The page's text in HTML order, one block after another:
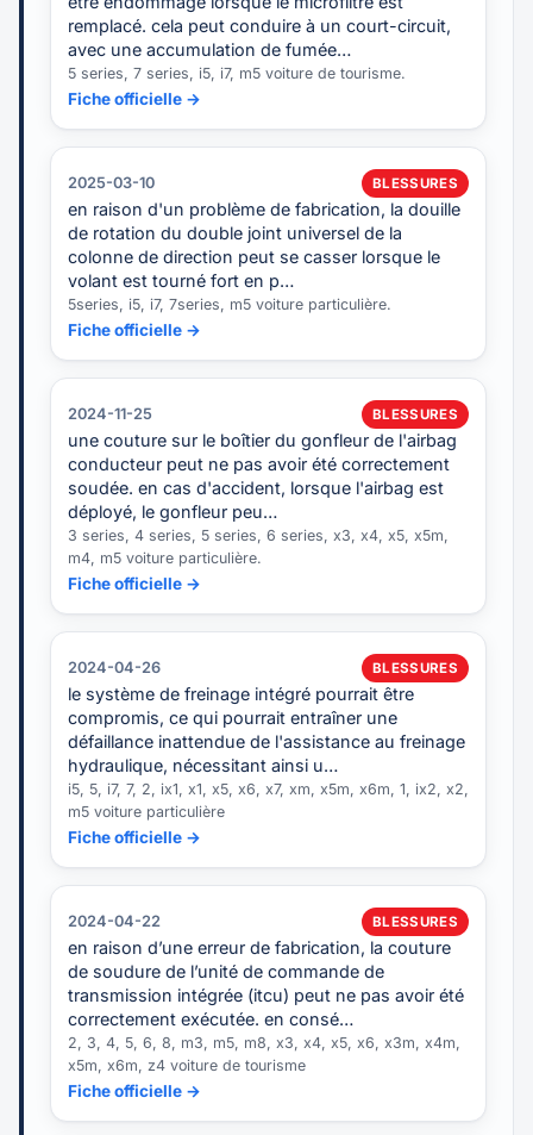
remplacé. cela peut conduire à un court-circuit,
avec une accumulation de fumée…
5 series, 7 series, i5, i7, m5 voiture de tourisme.
Fiche officielle →
2025-03-10 BLESSURES
en raison d'un problème de fabrication, la douille
de rotation du double joint universel de la
colonne de direction peut se casser lorsque le
volant est tourné fort en p…
5series, i5, i7, 7series, m5 voiture particulière.
Fiche officielle →
2024-11-25 BLESSURES
une couture sur le boîtier du gonfleur de l'airbag
conducteur peut ne pas avoir été correctement
soudée. en cas d'accident, lorsque l'airbag est
déployé, le gonfleur peu…
3 series, 4 series, 5 series, 6 series, x3, x4, x5, x5m,
m4, m5 voiture particulière.
Fiche officielle →
2024-04-26 BLESSURES
le système de freinage intégré pourrait être
compromis, ce qui pourrait entraîner une
défaillance inattendue de l'assistance au freinage
hydraulique, nécessitant ainsi u…
i5, 5, i7, 7, 2, ix1, x1, x5, x6, x7, xm, x5m, x6m, 1, ix2, x2,
m5 voiture particulière
Fiche officielle →
2024-04-22 BLESSURES
en raison d’une erreur de fabrication, la couture
de soudure de l’unité de commande de
transmission intégrée (itcu) peut ne pas avoir été
correctement exécutée. en consé…
2, 3, 4, 5, 6, 8, m3, m5, m8, x3, x4, x5, x6, x3m, x4m,
x5m, x6m, z4 voiture de tourisme
Fiche officielle →